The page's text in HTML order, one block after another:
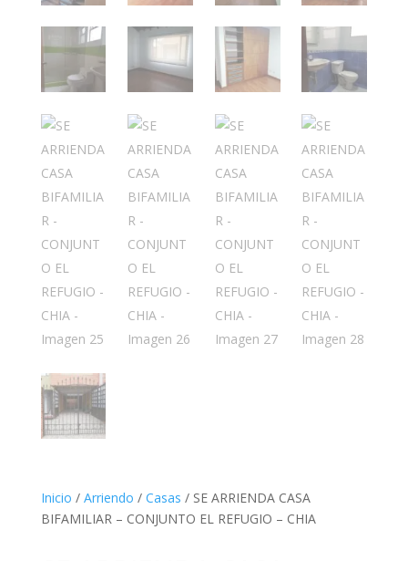
Inicio / Arriendo / Casas / SE ARRIENDA CASA
BIFAMILIAR – CONJUNTO EL REFUGIO – CHIA